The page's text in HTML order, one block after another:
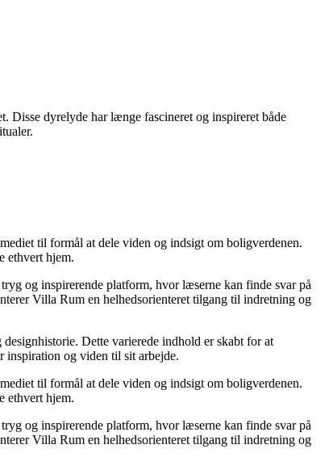
Disse dyrelyde har længe fascineret og inspireret både
til formål at dele viden og indsigt om boligverdenen.
ethvert hjem.
og inspirerende platform, hvor læserne kan finde svar på
Villa Rum en helhedsorienteret tilgang til indretning og
Dette varierede indhold er skabt for at
inspiration og viden til sit arbejde.
til formål at dele viden og indsigt om boligverdenen.
ethvert hjem.
og inspirerende platform, hvor læserne kan finde svar på
Villa Rum en helhedsorienteret tilgang til indretning og